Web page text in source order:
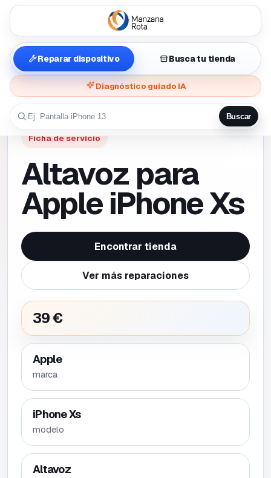
Reparar dispositivo Busca tu tienda
Diagnóstico guiado IA
Buscar
Ficha de servicio
Altavoz para
Apple iPhone Xs
Encontrar tienda
Ver más reparaciones
39 €
Apple
marca
iPhone Xs
modelo
Altavoz